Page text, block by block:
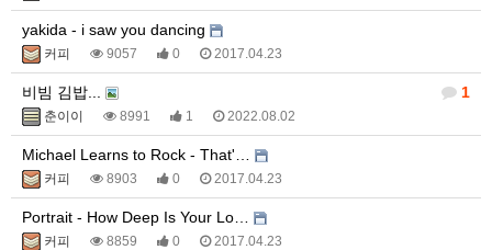
yakida - i saw you dancing
커피 9057 0 2017.04.23
1
비빔 김밥...
춘이이 8991 1 2022.08.02
Michael Learns to Rock - That'…
커피 8903 0 2017.04.23
Portrait - How Deep Is Your Lo…
커피 8859 0 2017.04.23